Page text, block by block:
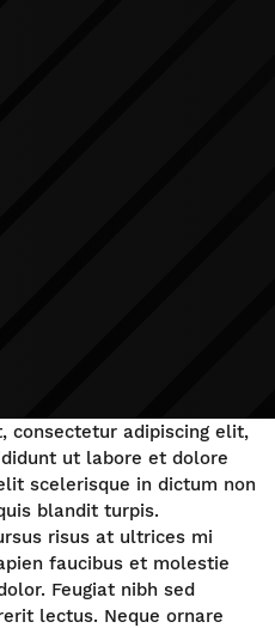
consectetur adipiscing elit,
ut labore et dolore
scelerisque in dictum non
blandit turpis.
risus at ultrices mi
faucibus et molestie
Feugiat nibh sed
lectus. Neque ornare